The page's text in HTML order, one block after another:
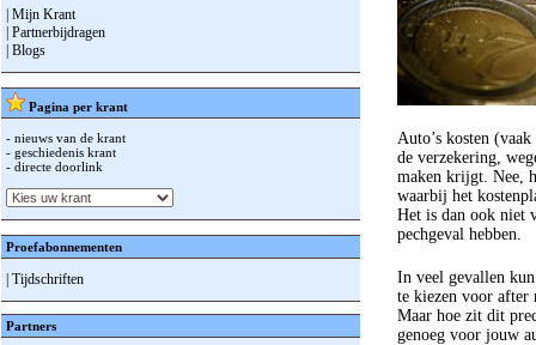
| Mijn Krant
| Partnerbijdragen
| Blogs
Pagina per krant
- nieuws van de krant
- geschiedenis krant
- directe doorlink
Proefabonnementen
| Tijdschriften
Partners
Auto’s kosten
de verzekering,
maken krijgt. Nee,
waarbij het
Het is dan ook niet
pechgeval hebben.
In veel gevallen
te kiezen voor after
Maar hoe zit dit
genoeg voor jouw